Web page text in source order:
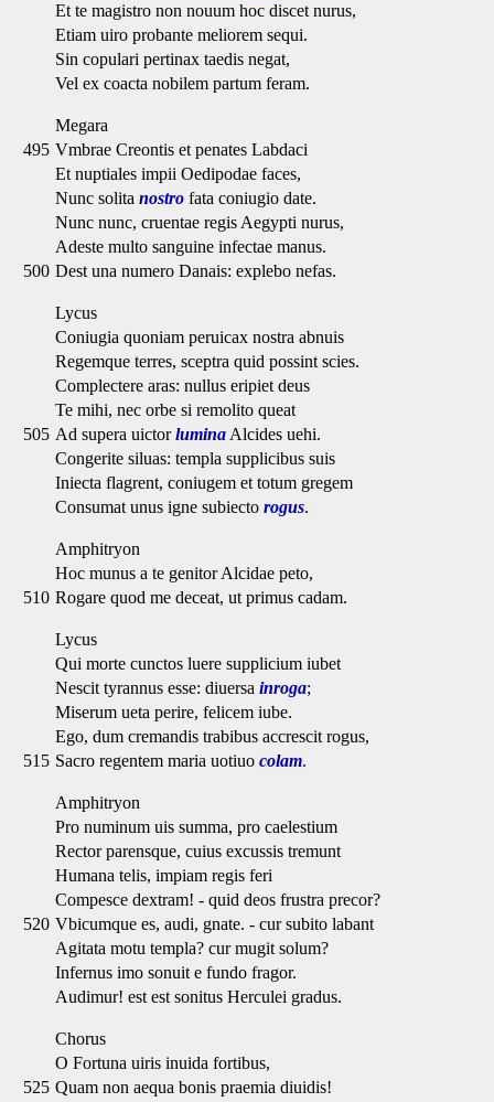
Et te magistro non nouum hoc discet nurus,
Etiam uiro probante meliorem sequi.
Sin copulari pertinax taedis negat,
Vel ex coacta nobilem partum feram.
Megara
495 Vmbrae Creontis et penates Labdaci
Et nuptiales impii Oedipodae faces,
Nunc solita nostro fata coniugio date.
Nunc nunc, cruentae regis Aegypti nurus,
Adeste multo sanguine infectae manus.
500 Dest una numero Danais: explebo nefas.
Lycus
Coniugia quoniam peruicax nostra abnuis
Regemque terres, sceptra quid possint scies.
Complectere aras: nullus eripiet deus
Te mihi, nec orbe si remolito queat
505 Ad supera uictorlumina Alcides uehi.
Congerite siluas: templa supplicibus suis
Iniecta flagrent, coniugem et totum gregem
Consumat unus igne subiecto rogus.
Amphitryon
Hoc munus a te genitor Alcidae peto,
510 Rogare quod me deceat, ut primus cadam.
Lycus
Qui morte cunctos luere supplicium iubet
Nescit tyrannus esse: diuersa inroga;
Miserum ueta perire, felicem iube.
Ego, dum cremandis trabibus accrescit rogus,
515 Sacro regentem maria uotiuo colam.
Amphitryon
Pro numinum uis summa, pro caelestium
Rector parensque, cuius excussis tremunt
Humana telis, impiam regis feri
Compesce dextram! - quid deos frustra precor?
520 Vbicumque es, audi, gnate. - cur subito labant
Agitata motu templa? cur mugit solum?
Infernus imo sonuit e fundo fragor.
Audimur! est est sonitus Herculei gradus.
Chorus
O Fortuna uiris inuida fortibus,
525 Quam non aequa bonis praemia diuidis!